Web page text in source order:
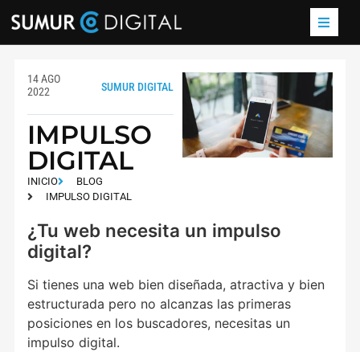
14 AGO
2022
SUMUR DIGITAL
IMPULSO
DIGITAL
INICIO
BLOG
IMPULSO DIGITAL
¿Tu web necesita un impulso
digital?
Si tienes una web bien diseñada, atractiva y bien
estructurada pero no alcanzas las primeras
posiciones en los buscadores, necesitas un
impulso digital.